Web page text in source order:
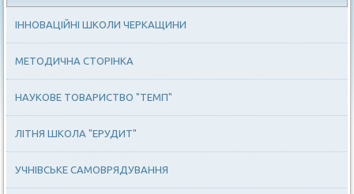
ІННОВАЦІЙНІ ШКОЛИ ЧЕРКАЩИНИ
МЕТОДИЧНА СТОРІНКА
НАУКОВЕ ТОВАРИСТВО "ТЕМП"
ЛІТНЯ ШКОЛА "ЕРУДИТ"
УЧНІВСЬКЕ САМОВРЯДУВАННЯ